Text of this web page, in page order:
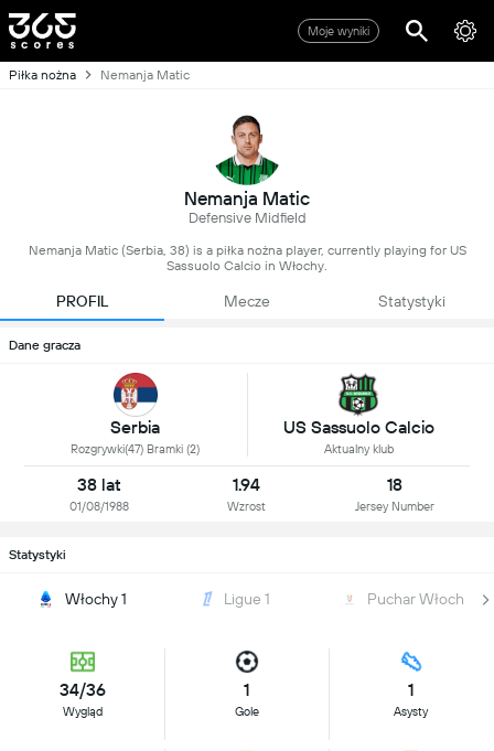
Moje wyniki
Piłka nożna Nemanja Matic
Nemanja Matic
Defensive Midfield
Nemanja Matic (Serbia, 38) is a piłka nożna player, currently playing for US
Sassuolo Calcio in Włochy.
PROFIL Mecze Statystyki
Dane gracza
Serbia
Rozgrywki(47) Bramki (2)
US Sassuolo Calcio
Aktualny klub
38 lat
01/08/1988
1.94
Wzrost
18
Jersey Number
Statystyki
Włochy 1 Ligue 1 Puchar Włoch
34/36
Wygląd
1
Gole
1
Asysty